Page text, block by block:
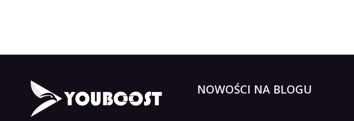
NOWOŚCI NA BLOGU